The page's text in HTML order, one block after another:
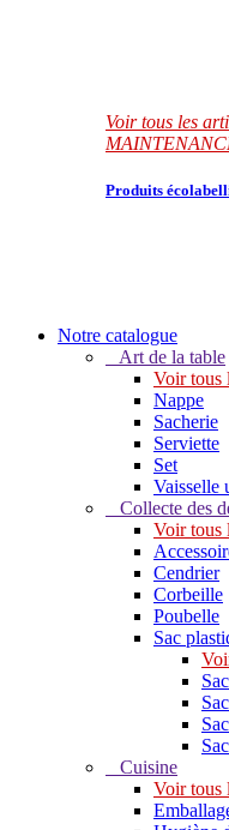
Voir tous les
Produits
Notre catalogue
Art de la table
Voir tous
Nappe
Sacherie
Serviette
Set
Vaisselle
Collecte des
Voir tous
Cendrier
Corbeille
Poubelle
Sac
Cuisine
Voir tous